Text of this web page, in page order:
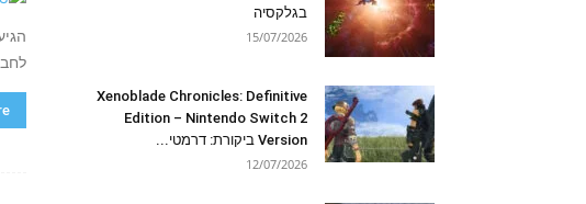
בגלקסיה
15/07/2026
Xenoblade Chronicles: Definitive
Edition – Nintendo Switch 2
Version ביקורת: דרמטי...
12/07/2026